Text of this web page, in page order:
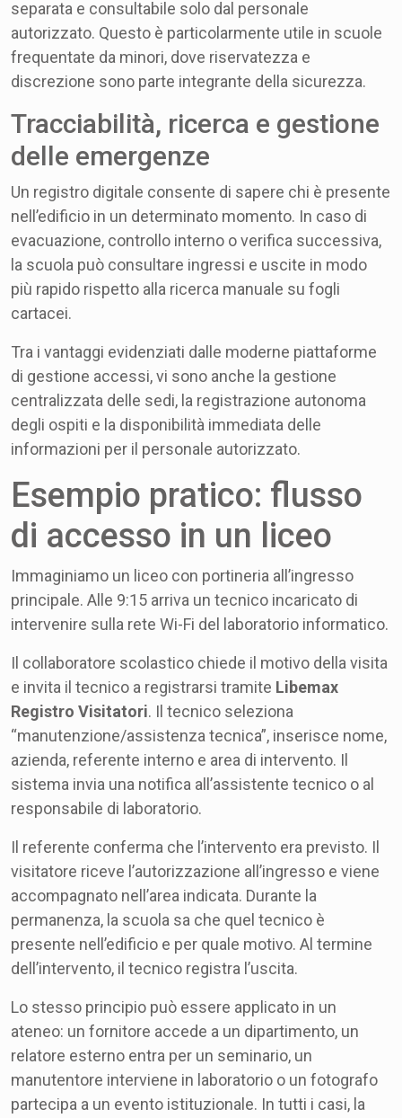
separata e consultabile solo dal personale
autorizzato. Questo è particolarmente utile in scuole
frequentate da minori, dove riservatezza e
discrezione sono parte integrante della sicurezza.
Tracciabilità, ricerca e gestione
delle emergenze
Un registro digitale consente di sapere chi è presente
nell’edificio in un determinato momento. In caso di
evacuazione, controllo interno o verifica successiva,
la scuola può consultare ingressi e uscite in modo
più rapido rispetto alla ricerca manuale su fogli
cartacei.
Tra i vantaggi evidenziati dalle moderne piattaforme
di gestione accessi, vi sono anche la gestione
centralizzata delle sedi, la registrazione autonoma
degli ospiti e la disponibilità immediata delle
informazioni per il personale autorizzato.
Esempio pratico: flusso
di accesso in un liceo
Immaginiamo un liceo con portineria all’ingresso
principale. Alle 9:15 arriva un tecnico incaricato di
intervenire sulla rete Wi-Fi del laboratorio informatico.
Il collaboratore scolastico chiede il motivo della visita
e invita il tecnico a registrarsi tramite Libemax
Registro Visitatori. Il tecnico seleziona
“manutenzione/assistenza tecnica”, inserisce nome,
azienda, referente interno e area di intervento. Il
sistema invia una notifica all’assistente tecnico o al
responsabile di laboratorio.
Il referente conferma che l’intervento era previsto. Il
visitatore riceve l’autorizzazione all’ingresso e viene
accompagnato nell’area indicata. Durante la
permanenza, la scuola sa che quel tecnico è
presente nell’edificio e per quale motivo. Al termine
dell’intervento, il tecnico registra l’uscita.
Lo stesso principio può essere applicato in un
ateneo: un fornitore accede a un dipartimento, un
relatore esterno entra per un seminario, un
manutentore interviene in laboratorio o un fotografo
partecipa a un evento istituzionale. In tutti i casi, la